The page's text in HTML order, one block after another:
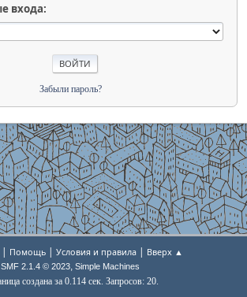
входа:
Забыли пароль?
| Помощь | Условия и правила | Вверх ▲
SMF 2.1.4 © 2023, Simple Machines
создана за 0.114 сек. Запросов: 20.